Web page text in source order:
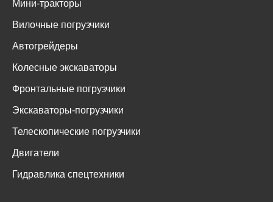
Мини-тракторы
Вилочные погрузчики
Автогрейдеры
Колесные экскаваторы
Фронтальные погрузчики
Экскаваторы-погрузчики
Телескопические погрузчики
Двигатели
Гидравлика спецтехники